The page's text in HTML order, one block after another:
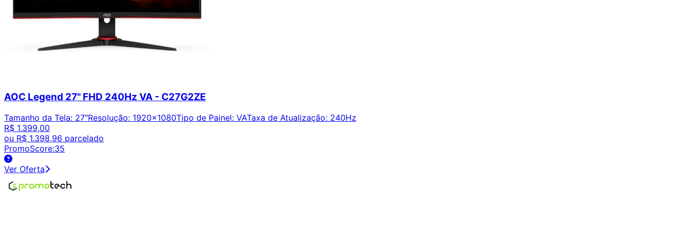
AOC Legend 27" FHD 240Hz VA - C27G2ZE
Tamanho da Tela: 27″Resolução: 1920x1080Tipo de Painel: VATaxa de Atualização: 240Hz
R$ 1.399,00
ou R$ 1.398,96 parcelado
PromoScore:35
Ver Oferta